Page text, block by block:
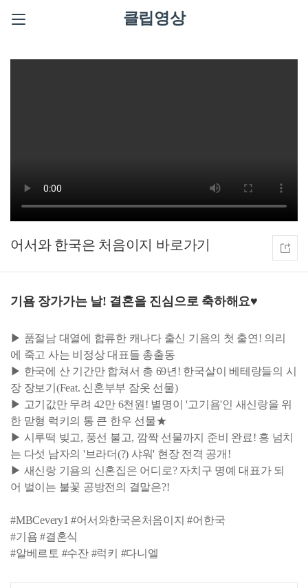
클립영상
어서와 한국은 처음이지
기욤 장가가는 날! 결혼을 진심으로 축하해요♥
▶ 품절남 대열에 합류한 캐나다 출신 기욤의 첫 출연! 의리
에 죽고 사는 비정상 대표들 총출동
▶ 한국에 산 기간만 합쳐서 총 69년! 한국살이 베테랑들의 시
장 장보기(Feat. 신혼부부 잠옷 선물)
▶ 고기값만 무려 42만 6천원! 별명이 '고기욤'인 새신랑을 위
한 맏형 럭키의 통 큰 한우 선물★
▶ 시루떡 빚고, 풍선 불고, 깜짝 선물까지 준비 완료! 흥 넘치
는 다섯 남자의 '브라더(?) 샤워' 현장 전격 공개!
▶ 새신랑 기욤의 신혼집은 어디로? 자치구 명예 대표가 되
어 벌이는 불꽃 공방전의 결말은?!
#MBCevery1 #어서와한국은처음이지 #어한국
#기욤 #결혼식
#알베르토 #수잔 #럭키 #다니엘